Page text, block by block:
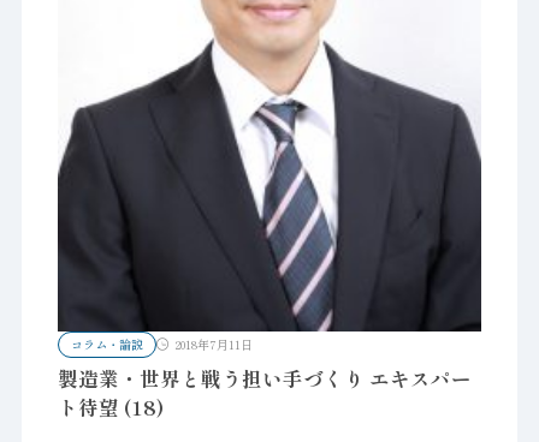
コラム・論説 2018年7月11日
製造業・世界と戦う担い手づくり エキスパー
ト待望 (18)